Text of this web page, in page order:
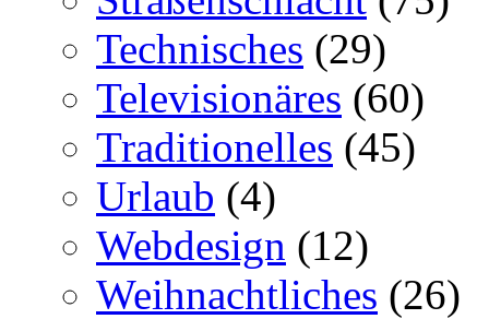
Technisches (29)
Televisionäres (60)
Traditionelles (45)
Urlaub (4)
Webdesign (12)
Weihnachtliches (26)